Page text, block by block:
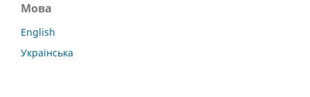
Мова
English
Українська